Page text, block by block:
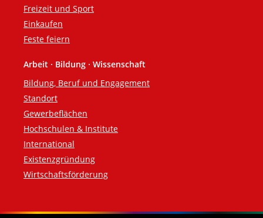
Freizeit und Sport
Einkaufen
Feste feiern
Arbeit · Bildung · Wissenschaft
Bildung, Beruf und Engagement
Standort
Gewerbeflächen
Hochschulen & Institute
International
Existenzgründung
Wirtschaftsförderung